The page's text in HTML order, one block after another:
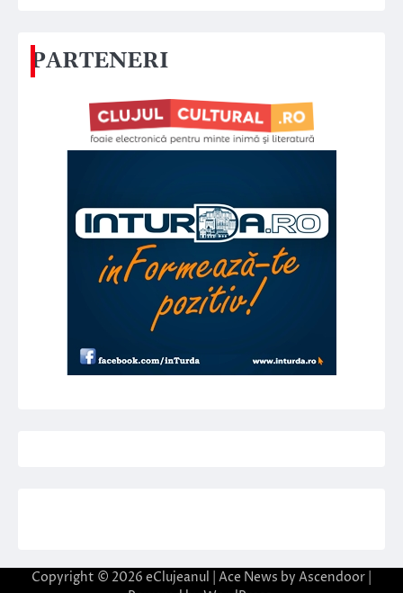
PARTENERI
Copyright © 2026 eClujeanul | Ace News by Ascendoor